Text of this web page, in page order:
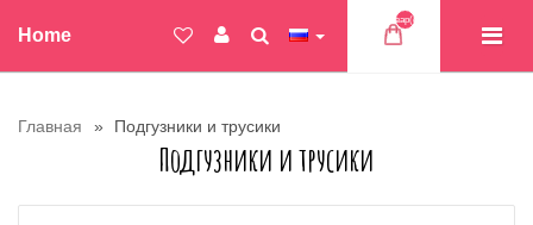
Home
Товар(ов)
Главная Подгузники и трусики
Подгузники и трусики